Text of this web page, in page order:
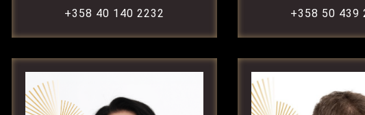
+358 40 140 2232 +358 50 439